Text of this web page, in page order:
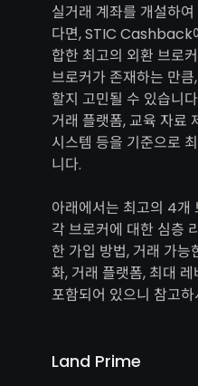
실거래 계좌를 개설하
다면, STIC Cashback
합한 최고의 외환 브로
브로커가 존재하는 만
할지 고민될 수 있습니
거래 플랫폼, 교육 자료
시스템 등을 기준으로
니다.
아래에서는 최고의 4개
각 브로커에 대한 심층
한 가입 방법, 거래 가능
화, 거래 플랫폼, 최대
포함되어 있으니 참고
Land Prime